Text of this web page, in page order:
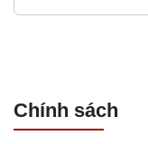
Chính sách